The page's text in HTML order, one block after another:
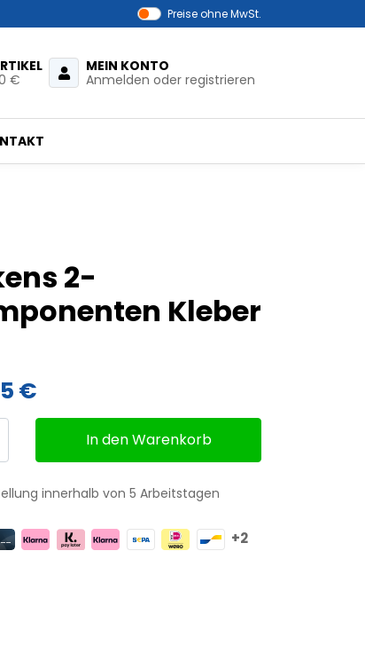
Preise ohne MwSt.
€
MEIN KONTO
Anmelden oder registrieren
2-
Kleber
€
In den Warenkorb
innerhalb von 5 Arbeitstagen
+2